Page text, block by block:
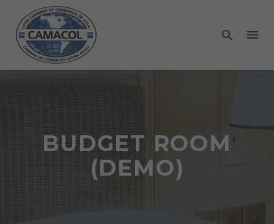
BUDGET ROOM
(DEMO)